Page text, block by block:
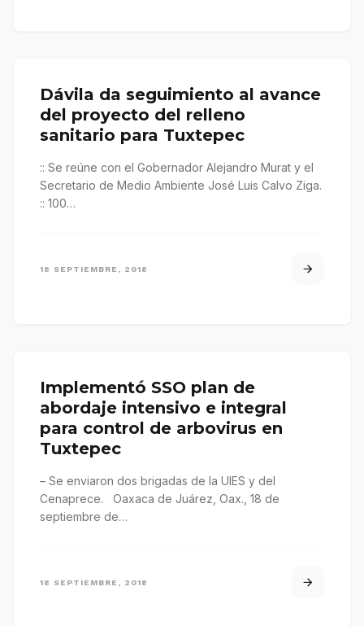
Dávila da seguimiento al avance
del proyecto del relleno
sanitario para Tuxtepec
:: Se reúne con el Gobernador Alejandro Murat y el
Secretario de Medio Ambiente José Luis Calvo Ziga.
:: 100…
18 SEPTIEMBRE, 2018
Implementó SSO plan de
abordaje intensivo e integral
para control de arbovirus en
Tuxtepec
– Se enviaron dos brigadas de la UIES y del
Cenaprece. Oaxaca de Juárez, Oax., 18 de
septiembre de…
18 SEPTIEMBRE, 2018